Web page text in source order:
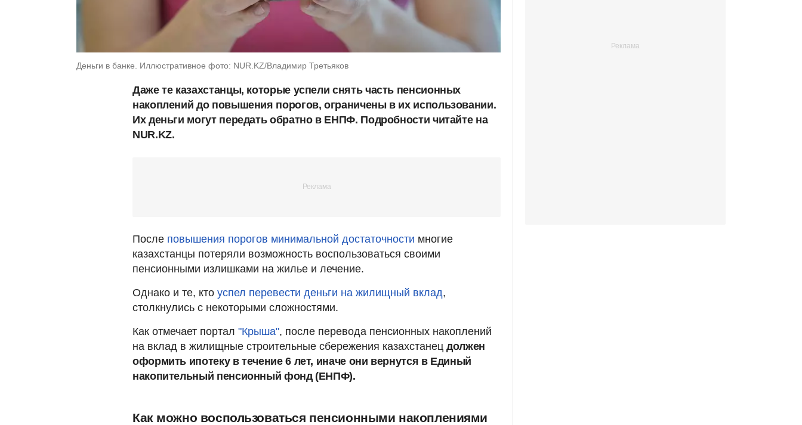
Деньги в банке. Иллюстративное фото: NUR.KZ/Владимир Третьяков
Даже те казахстанцы, которые успели снять часть пенсионных
накоплений до повышения порогов, ограничены в их использовании.
Их деньги могут передать обратно в ЕНПФ. Подробности читайте на
NUR.KZ.
После повышения порогов минимальной достаточности многие
казахстанцы потеряли возможность воспользоваться своими
пенсионными излишками на жилье и лечение.
Однако и те, кто успел перевести деньги на жилищный вклад,
столкнулись с некоторыми сложностями.
Как отмечает портал "Крыша", после перевода пенсионных накоплений
на вклад в жилищные строительные сбережения казахстанец должен
оформить ипотеку в течение 6 лет, иначе они вернутся в Единый
накопительный пенсионный фонд (ЕНПФ).
Как можно воспользоваться пенсионными накоплениями